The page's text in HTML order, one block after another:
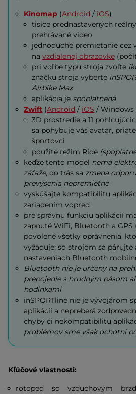
Kinomap (Android / iOS)
tisíce prednastavených
prehrávané video
jednoduché premietanie cez
na vzdialenej obrazovke
pri voľbe typu stroja zvoľte
značku stroja vyberte
Airbike Max
aplikácia je spoplatnená
Zwift (Android / iOS / Windows
3D prostredie a 11
sa pohybuje váš avatar,
športovci
použite režim Ride
keďže tento model nemá
záťaže, do trás sa zmena
prevýšenia nepremietne
vyskúšajte kompatibilitu
zariadením vopred
pre správnu funkciu aplikácií
zapnuté WiFi, Bluetooth a
povolené všetky oprávnenia,
vyžaduje; so strojom sa párujte
nastaveniach Bluetooth
Bluetooth nie je určený na
prepojenie s hrudným pásom
hodinkami
inSPORTline nie je vývojárom
aplikácií a nepreberá
chyby či nekompatibilitu
problémov sme však ochotní
Kľúčové vlastnosti:
rotoped so vzduchovým